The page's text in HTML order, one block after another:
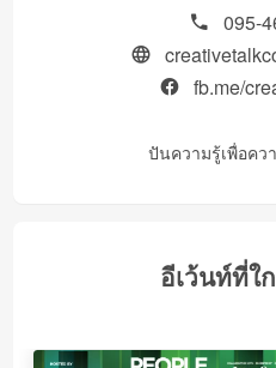
095-
fb.me/
ปันความรู้เพื่อคว
อีเว้นท์ที่ใ